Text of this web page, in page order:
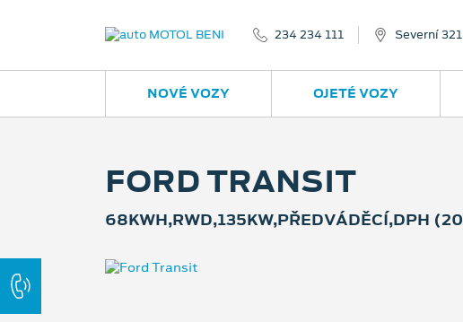
234 234 111 Severní
NOVÉ VOZY OJETÉ VOZY
FORD TRANSIT
68KWH,RWD,135KW,PŘEDVÁDĚCÍ,DPH